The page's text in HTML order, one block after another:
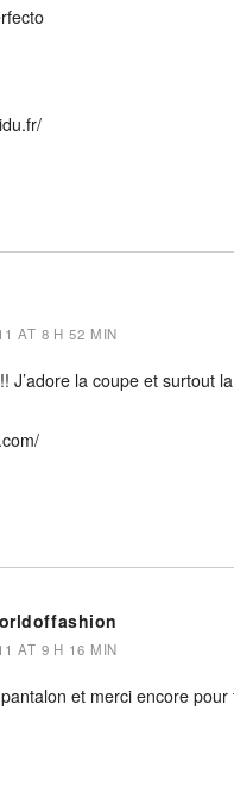
AT 8 H 52 MIN
J’adore la coupe et surtout
AT 9 H 16 MIN
et merci encore